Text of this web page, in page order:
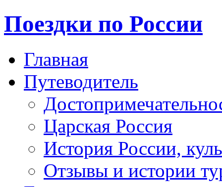
Поездки по России
Главная
Путеводитель
Царская Россия
История России,
Отзывы и истории